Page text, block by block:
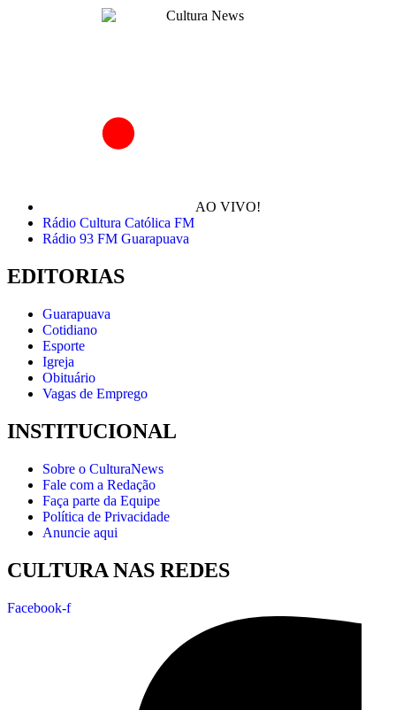
AO VIVO!
Rádio Cultura Católica FM
Rádio 93 FM Guarapuava
EDITORIAS
Guarapuava
Cotidiano
Esporte
Igreja
Obituário
Vagas de Emprego
INSTITUCIONAL
Sobre o CulturaNews
Fale com a Redação
Faça parte da Equipe
Política de Privacidade
Anuncie aqui
CULTURA NAS REDES
Facebook-f